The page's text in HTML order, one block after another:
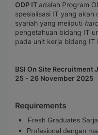
ODP IT adalah Program
spesialisasi IT yang
syariah yang meliputi
pengetahuan bidang IT
pada unit kerja bidang IT
BSI On Site Recruitment
25 - 26 November 2025
Requirements
Fresh Graduates
Profesional dengan